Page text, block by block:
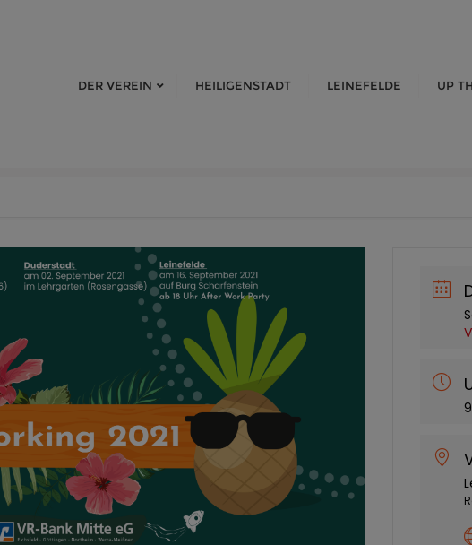
DER VEREIN HEILIGENSTADT LEINEFELDE UP